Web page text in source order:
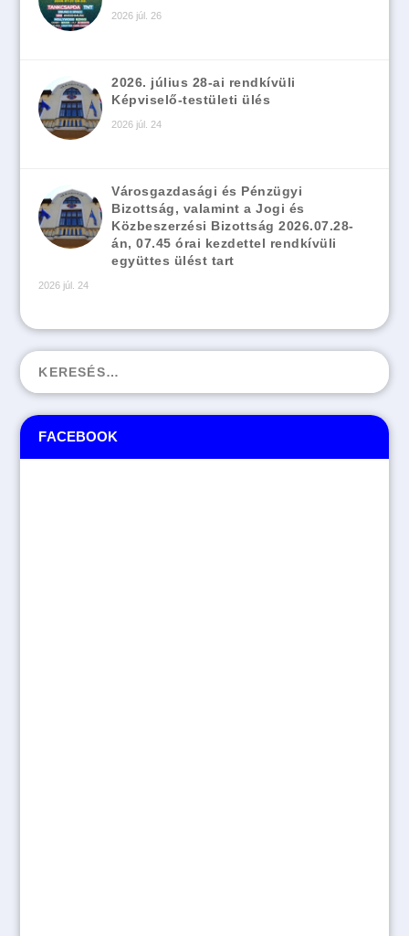
FACEBOOK
2026 júl. 26
2026. július 28-ai rendkívüli
Képviselő-testületi ülés
2026 júl. 24
Városgazdasági és Pénzügyi
Bizottság, valamint a Jogi és
Közbeszerzési Bizottság 2026.07.28-
án, 07.45 órai kezdettel rendkívüli
együttes ülést tart
2026 júl. 24